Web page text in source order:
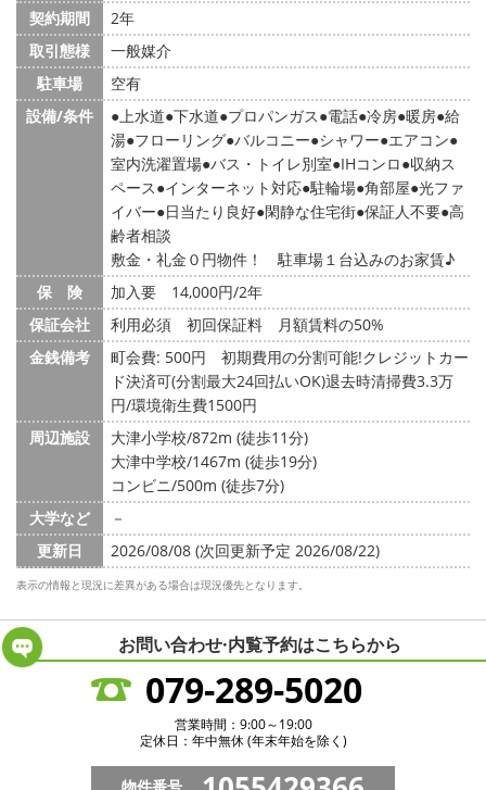
契約期間
2年
取引態様
一般媒介
駐車場
空有
設備/条件
上水道 下水道 プロパンガス 電話 冷房 暖房 給
湯 フローリング バルコニー シャワー エアコン
室内洗濯置場 バス・トイレ別室 IHコンロ 収納ス
ペース インターネット対応 駐輪場 角部屋 光ファ
イバー 日当たり良好 閑静な住宅街 保証人不要 高
齢者相談
敷金・礼金０円物件！ 駐車場１台込みのお家賃♪
保 険
加入要 14,000円/2年
保証会社
利用必須 初回保証料 月額賃料の50%
金銭備考
町会費: 500円
初期費用の分割可能!クレジットカー
ド決済可(分割最大24回払いOK)退去時清掃費3.3万
円/環境衛生費1500円
周辺施設
大津小学校/872m (徒歩11分)
大津中学校/1467m (徒歩19分)
コンビニ/500m (徒歩7分)
大学など
－
更新日
2026/08/08 (次回更新予定 2026/08/22)
表示の情報と現況に差異がある場合は現況優先となります。
お問い合わせ·内覧予約はこちらから
079-289-5020
営業時間：9:00～19:00
定休日：年中無休 (年末年始を除く)